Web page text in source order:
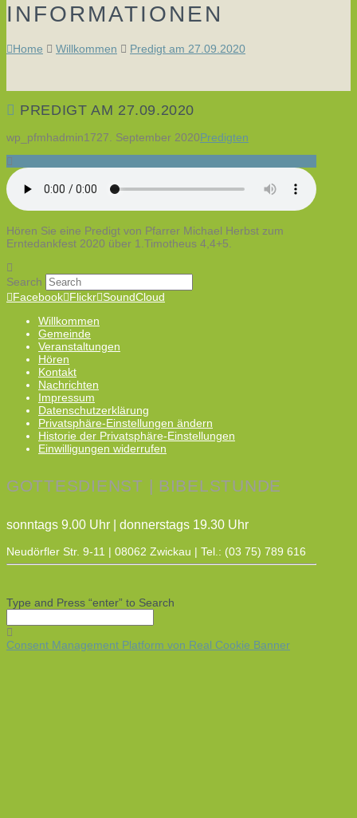
INFORMATIONEN
Home Willkommen Predigt am 27.09.2020
PREDIGT AM 27.09.2020
wp_pfmhadmin1727. September 2020Predigten
Hören Sie eine Predigt von Pfarrer Michael Herbst zum
Erntedankfest 2020 über 1.Timotheus 4,4+5.
Search
Facebook Flickr SoundCloud
Willkommen
Gemeinde
Veranstaltungen
Hören
Kontakt
Nachrichten
Impressum
Datenschutzerklärung
Privatsphäre-Einstellungen ändern
Historie der Privatsphäre-Einstellungen
Einwilligungen widerrufen
GOTTESDIENST | BIBELSTUNDE
sonntags 9.00 Uhr | donnerstags 19.30 Uhr
Neudörfler Str. 9-11 | 08062 Zwickau | Tel.: (03 75) 789 616
Type and Press “enter” to Search
Consent Management Platform von Real Cookie Banner